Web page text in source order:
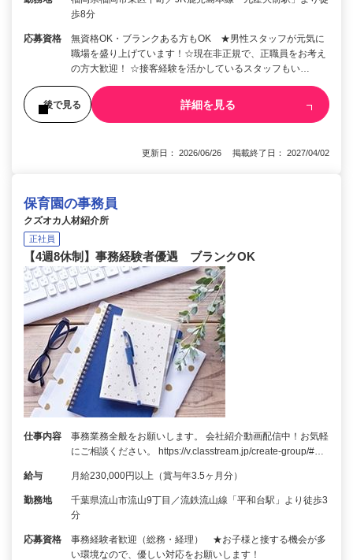
歩8分
応募資格
無資格OK・ブランクある方もOK ★男性スタッフが元気に
職場を盛り上げています！☆現在非正規で、正職員をお考え
の方大歓迎！ ☆接客経験を活かしているスタッフもい…
後で見る 詳細を見る
更新日： 2026/06/26 掲載終了日： 2027/04/02
保育園の事務員
クズオカ人材紹介所
正社員
【4週8休制】事務経験者優遇 ブランクOK
仕事内容
事務業務全般をお願いします。 会社紹介動画配信中！お気軽
にご相談ください。 https://v.classtream.jp/create-group/#…
給与 月給230,000円以上（賞与年3.5ヶ月分）
勤務地
千葉県流山市流山9丁目／流鉄流山線「平和台駅」より徒歩3
分
応募資格
事務経験者歓迎（総務・経理） ★お子様と接する機会が多
い環境なので、優しい対応をお願いします！